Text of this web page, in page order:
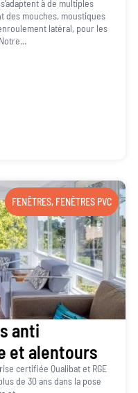
à de multiples
mouches, moustiques
latéral, pour les
FENÊTRES, FENÊTRES PVC
anti
et alentours
certifiée Qualibat et RGE
de 30 ans dans la pose